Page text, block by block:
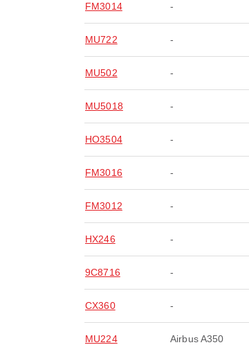
FM3014 -
MU722 -
MU502 -
MU5018 -
HO3504 -
FM3016 -
FM3012 -
HX246 -
9C8716 -
CX360 -
MU224 Airbus A350